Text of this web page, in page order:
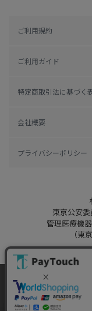
ご利用規約
ご利用ガイド
特定商取引法に基づく
会社概要
プライバシーポリシー
東京公安
管理医療機
（東
Powered
当ウェブサイトでは
をご提供するため、
サイト利用を継続す